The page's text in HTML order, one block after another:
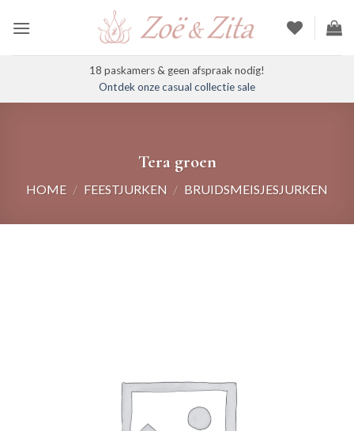
naar
18 paskamers & geen afspraak nodig!
Ontdek onze casual collectie sale
Tera groen
HOME / FEESTJURKEN / BRUIDSMEISJESJURKEN